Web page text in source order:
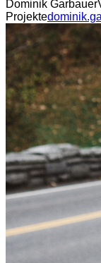
Dominik Garbauer
Projekte